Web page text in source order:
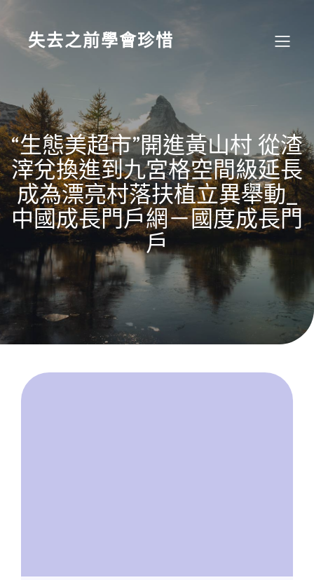
content
失去之前學會珍惜
“生態美超市”開進黃山村 從渣
滓兌換進到九宮格空間級延長
成為漂亮村落扶植立異舉動_
中國成長門戶網－國度成長門
戶